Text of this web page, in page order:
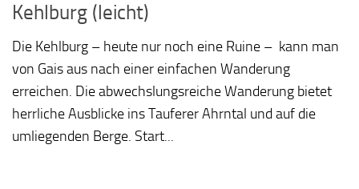
Kehlburg (leicht)
Die Kehlburg – heute nur noch eine Ruine – kann man
von Gais aus nach einer einfachen Wanderung
erreichen. Die abwechslungsreiche Wanderung bietet
herrliche Ausblicke ins Tauferer Ahrntal und auf die
umliegenden Berge. Start...